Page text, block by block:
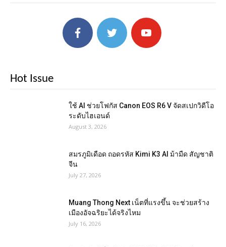
Hot Issue
ใช้ AI ช่วยโฟกัส Canon EOS R6 V จัดสเปกวิดีโอ
ระดับไฮเอนด์
August 3, 2026
สมรภูมิเดือด ถอดรหัส Kimi K3 AI ม้ามืด สัญชาติ
จีน
July 27, 2026
Muang Thong Next เน็ตที่แรงขึ้น จะช่วยสร้าง
เมืองอัจฉริยะได้จริงไหม
July 16, 2026